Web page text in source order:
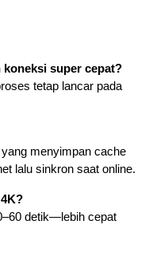
super cepat?
tetap lancar pada
menyimpan cache
lalu sinkron saat online.
detik—lebih cepat